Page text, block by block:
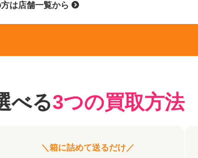
は店舗一覧から
べる3つの買取方法
＼箱に詰めて送るだけ／